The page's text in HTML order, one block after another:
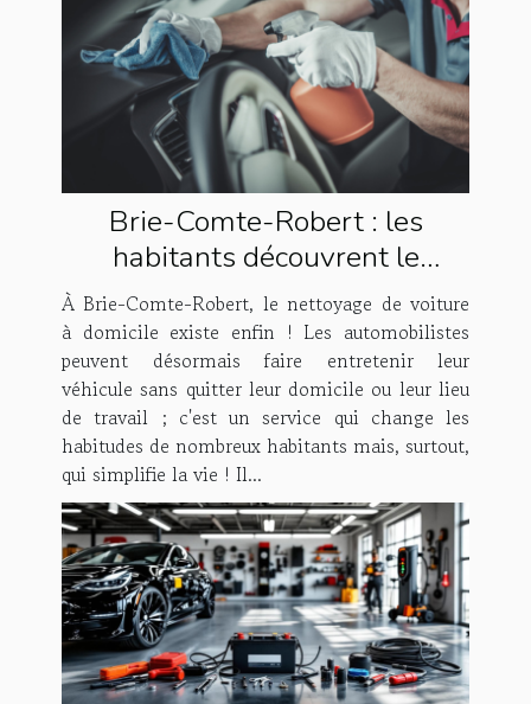
Brie-Comte-Robert : les
habitants découvrent le
nettoyage de voiture à domicile
!
À Brie-Comte-Robert, le nettoyage de voiture
à domicile existe enfin ! Les automobilistes
peuvent désormais faire entretenir leur
véhicule sans quitter leur domicile ou leur lieu
de travail ; c'est un service qui change les
habitudes de nombreux habitants mais, surtout,
qui simplifie la vie ! Il...